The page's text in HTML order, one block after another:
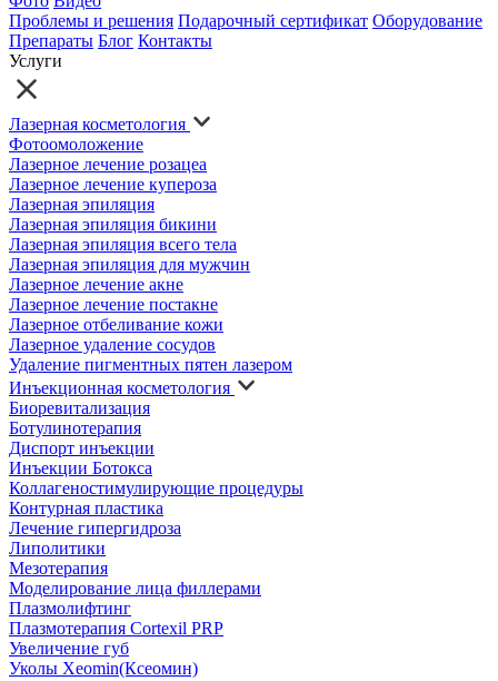
Проблемы и решения Подарочный сертификат Оборудование
Препараты Блог Контакты
Услуги
Лазерная косметология
Фотоомоложение
Лазерное лечение розацеа
Лазерное лечение купероза
Лазерная эпиляция
Лазерная эпиляция бикини
Лазерная эпиляция всего тела
Лазерная эпиляция для мужчин
Лазерное лечение акне
Лазерное лечение постакне
Лазерное отбеливание кожи
Лазерное удаление сосудов
Удаление пигментных пятен лазером
Инъекционная косметология
Биоревитализация
Ботулинотерапия
Диспорт инъекции
Инъекции Ботокса
Коллагеностимулирующие процедуры
Контурная пластика
Лечение гипергидроза
Липолитики
Мезотерапия
Моделирование лица филлерами
Плазмолифтинг
Плазмотерапия Cortexil PRP
Увеличение губ
Уколы Xeomin(Ксеомин)